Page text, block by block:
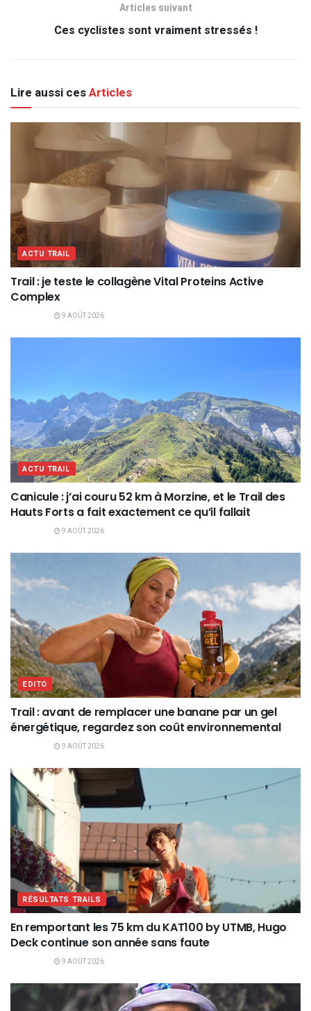
Articles suivant
Ces cyclistes sont vraiment stressés !
Lire aussi cesArticles
ACTU TRAIL
Trail : je teste le collagène Vital Proteins Active
Complex
9 AOÛT 2026
ACTU TRAIL
Canicule : j’ai couru 52 km à Morzine, et le Trail des
Hauts Forts a fait exactement ce qu’il fallait
9 AOÛT 2026
EDITO
Trail : avant de remplacer une banane par un gel
énergétique, regardez son coût environnemental
9 AOÛT 2026
RÉSULTATS TRAILS
En remportant les 75 km du KAT100 by UTMB, Hugo
Deck continue son année sans faute
9 AOÛT 2026